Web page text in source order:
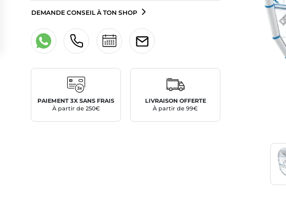
DEMANDE CONSEIL À TON SHOP
PAIEMENT 3X SANS FRAIS
À partir de 250€
LIVRAISON OFFERTE
À partir de 99€